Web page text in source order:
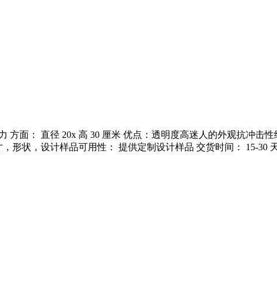
方面： 直径 20x 高 30 厘米 优点：透明度高迷人的外观抗冲击
形状，设计样品可用性： 提供定制设计样品 交货时间： 15-30